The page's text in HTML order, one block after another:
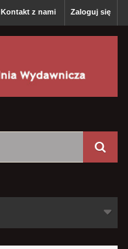
Zaloguj się
Kontakt z nami